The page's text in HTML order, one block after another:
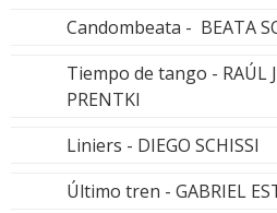
Candombeata - BEATA
Tiempo de tango - RAÚL
PRENTKI
Liniers - DIEGO SCHISSI
Último tren - GABRIEL